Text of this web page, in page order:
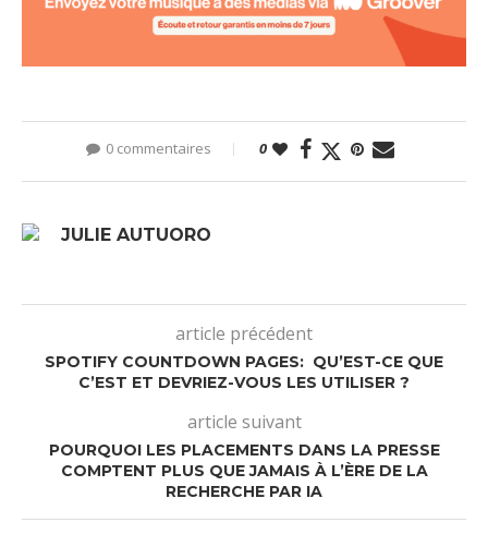
0 commentaires 0
JULIE AUTUORO
article précédent
SPOTIFY COUNTDOWN PAGES: QU’EST-CE QUE
C’EST ET DEVRIEZ-VOUS LES UTILISER ?
article suivant
POURQUOI LES PLACEMENTS DANS LA PRESSE
COMPTENT PLUS QUE JAMAIS À L’ÈRE DE LA
RECHERCHE PAR IA